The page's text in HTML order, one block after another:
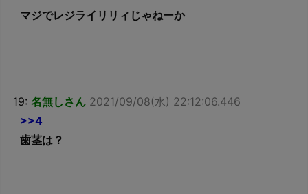
マジでレジライリリィじゃねーか
19: 名無しさん 2021/09/08(水) 22:12:06.446
>>4
歯茎は？